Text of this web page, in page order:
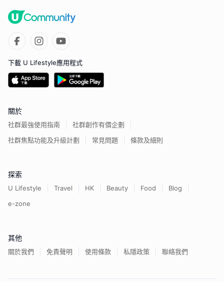
下載 U Lifestyle應用程式
關於
社群最強使用指南
社群創作有價企劃
社群焦點功能及升級計劃
常見問題 條款及細則
探索
U Lifestyle Travel HK Beauty Food
Blog
e-zone
其他
關於我們 免責聲明 使用條款 私隱政策 聯絡我們